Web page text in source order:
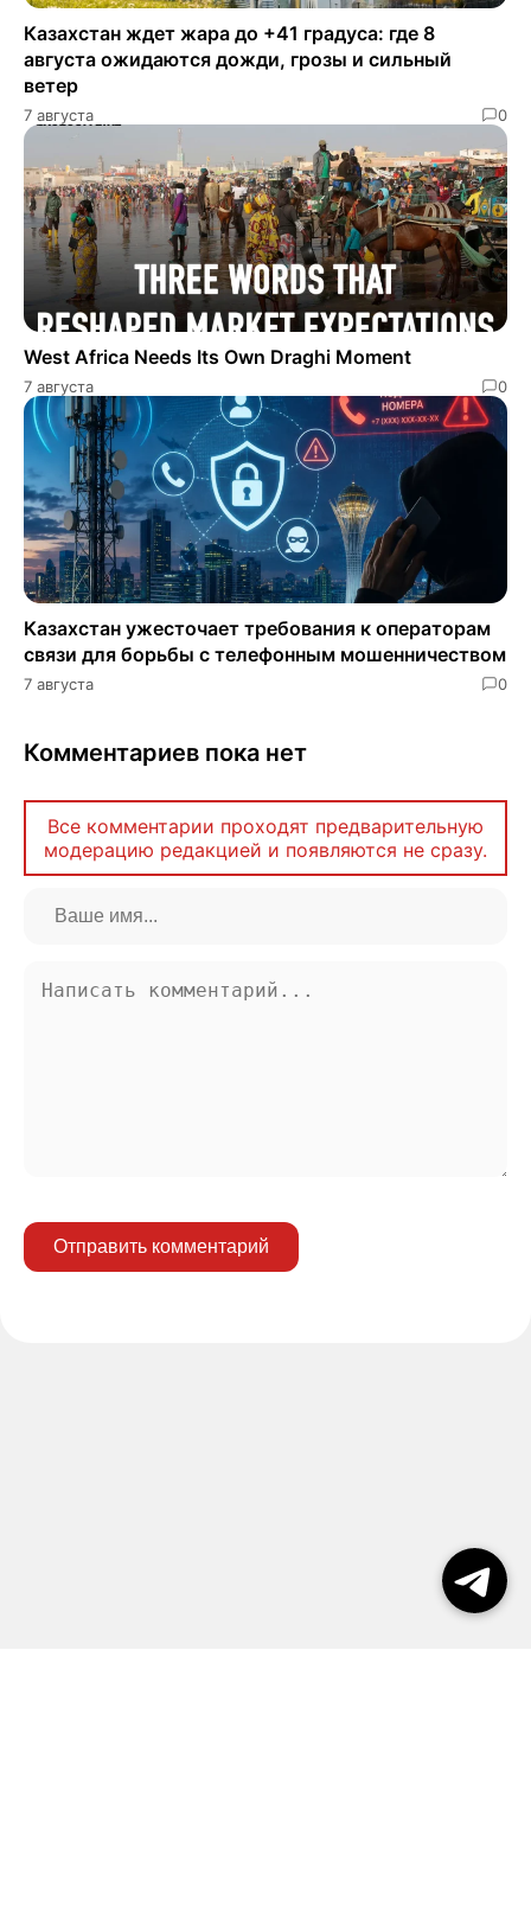
Казахстан ждет жара до +41 градуса: где 8
августа ожидаются дожди, грозы и сильный
ветер
7 августа 0
West Africa Needs Its Own Draghi Moment
7 августа 0
Казахстан ужесточает требования к операторам
связи для борьбы с телефонным мошенничеством
7 августа 0
Комментариев пока нет
Все комментарии проходят предварительную
модерацию редакцией и появляются не сразу.
Отправить комментарий